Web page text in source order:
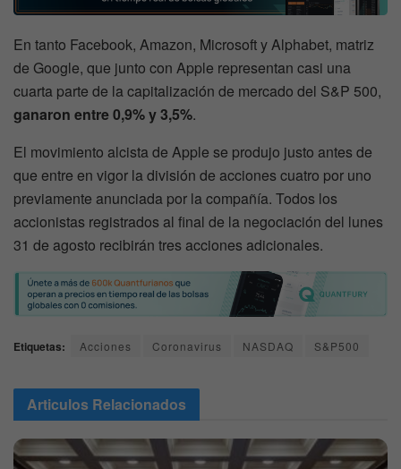
En tanto Facebook, Amazon, Microsoft y Alphabet, matriz
de Google, que junto con Apple representan casi una
cuarta parte de la capitalización de mercado del S&P 500,
ganaron entre 0,9% y 3,5%.
El movimiento alcista de Apple se produjo justo antes de
que entre en vigor la división de acciones cuatro por uno
previamente anunciada por la compañía. Todos los
accionistas registrados al final de la negociación del lunes
31 de agosto recibirán tres acciones adicionales.
Etiquetas: Acciones Coronavirus NASDAQ S&P500
Articulos Relacionados